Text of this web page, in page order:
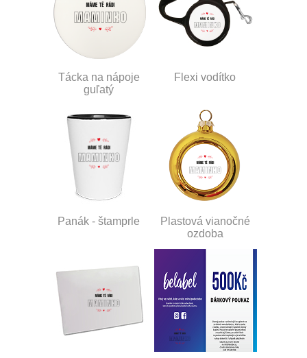
Tácka na nápoje
guľatý
Flexi vodítko
Panák - štamprle
Plastová vianočné
ozdoba